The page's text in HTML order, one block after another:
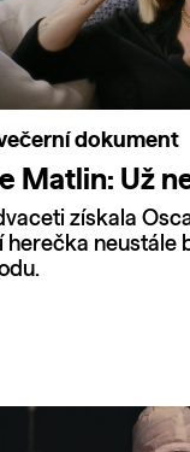
dokument
Matlin: Už
získala
herečka neustále